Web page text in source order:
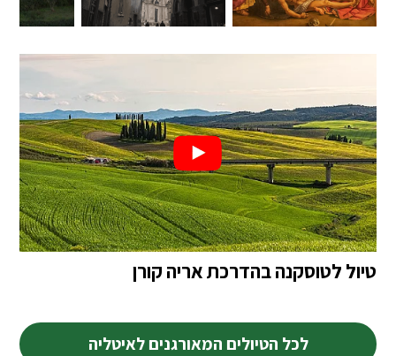
טיול לטוסקנה בהדרכת אריה קורן
לכל הטיולים המאורגנים לאיטליה